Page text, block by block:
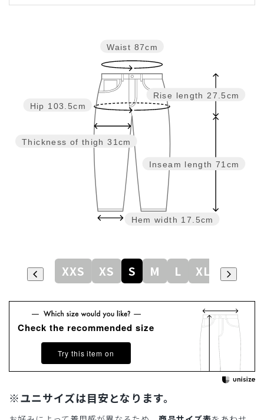
Inseam length 71cm
Rise length 27.5cm
Hem width 17.5cm
Thickness of thigh 31cm
Hip 103.5cm
Waist 87cm
XXS XS S M L XL
Check the recommended size
Try this item on
※ユニサイズは目安となります。